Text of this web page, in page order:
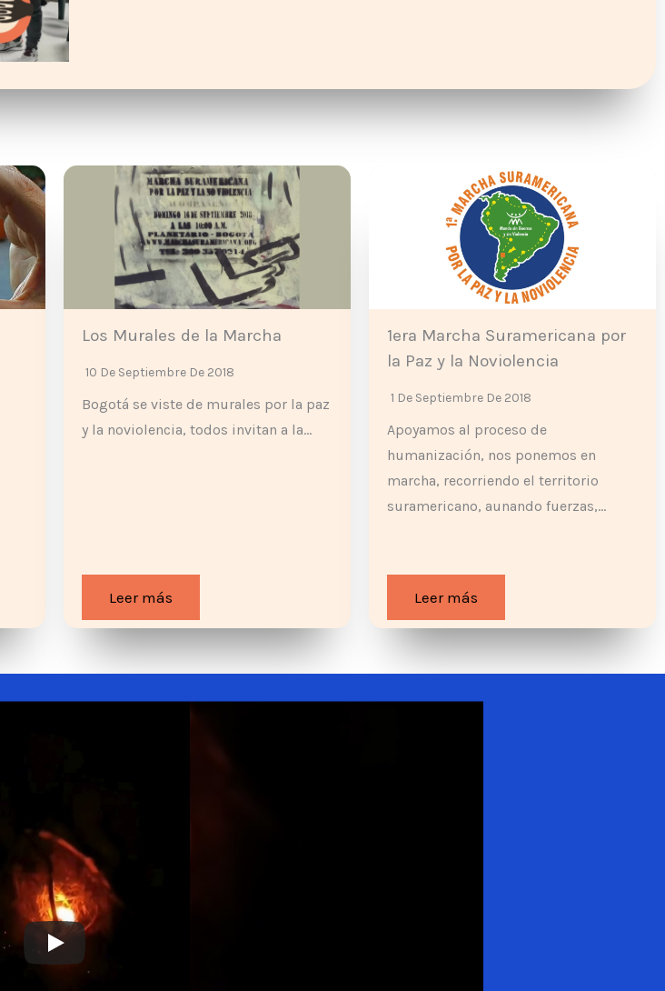
Los Murales de la Marcha
10 De Septiembre De 2018
Bogotá se viste de murales por la paz
y la noviolencia, todos invitan a la…
Leer más
1era Marcha Suramericana por
la Paz y la Noviolencia
1 De Septiembre De 2018
Apoyamos al proceso de
humanización, nos ponemos en
marcha, recorriendo el territorio
suramericano, aunando fuerzas,…
Leer más